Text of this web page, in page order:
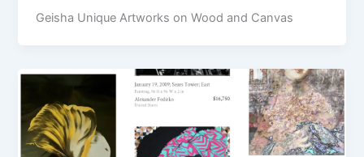
Geisha Unique Artworks on Wood and Canvas